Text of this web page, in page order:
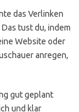
das Verlinken
tust du, indem
Website oder
anregen,
gut geplant
und klar